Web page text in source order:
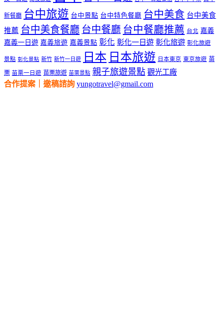
新餐廳 台中旅遊 台中景點 台中特色餐廳 台中美食 台中美食
推薦 台中美食餐廳 台中餐廳 台中餐廳推薦 台北 嘉義
嘉義一日遊 嘉義旅遊 嘉義景點 彰化 彰化一日遊 彰化旅遊 彰化旅遊
景點 彰化景點 新竹 新竹一日遊 日本 日本旅遊 日本東京 東京旅遊 苗
栗 苗栗一日遊 苗栗旅遊 苗栗景點 親子旅遊景點 觀光工廠
合作提案｜邀稿諮詢 yungotravel@gmail.com